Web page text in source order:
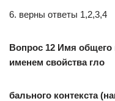
6. верны ответы 1,2,3,4
Вопрос 12 Имя общего
именем свойства гло
бального контекста